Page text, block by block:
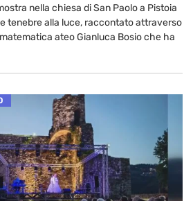
nella chiesa di San Paolo a Pistoia
tenebre alla luce, raccontato attraverso
ateo Gianluca Bosio che ha